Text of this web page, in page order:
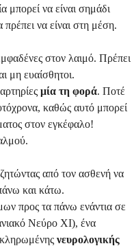
μπορεί να είναι σημάδι
να είναι στη μέση.
στον λαιμό. Πρέπει
μη ευαίσθητοι.
μία τη φορά. Ποτέ
καθώς αυτό μπορεί
στον εγκέφαλο!
από τον ασθενή να
και κάτω.
προς τα πάνω ενάντια σε
Νεύρο XI), ένα
νευρολογικής